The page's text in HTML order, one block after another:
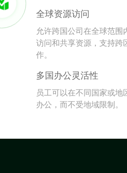
全球资源访问
允许跨国公司在全球范围
访问和共享资源，支持跨
作。
多国办公灵活性
员工可以在不同国家或地
办公，而不受地域限制。